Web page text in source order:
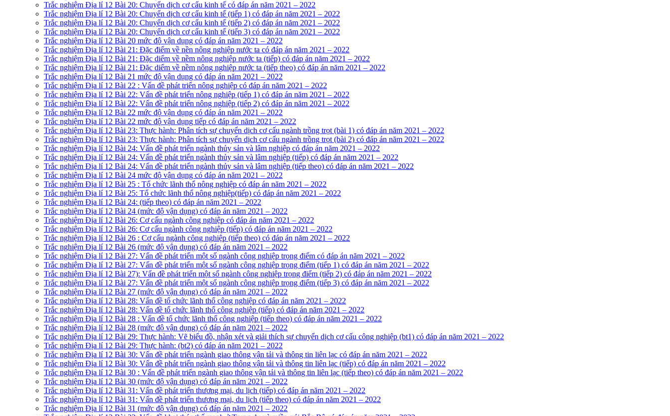
Trắc nghiệm Địa lí 12 Bài 20: Chuyển dịch cơ cấu kinh tế có đáp án năm 2021 – 2022
Trắc nghiệm Địa lí 12 Bài 20: Chuyển dịch cơ cấu kinh tế (tiếp 1) có đáp án năm 2021 – 2022
Trắc nghiệm Địa lí 12 Bài 20: Chuyển dịch cơ cấu kinh tế (tiếp 2) có đáp án năm 2021 – 2022
Trắc nghiệm Địa lí 12 Bài 20: Chuyển dịch cơ cấu kinh tế (tiếp 3) có đáp án năm 2021 – 2022
Trắc nghiệm Địa lí 12 Bài 20 mức độ vận dụng có đáp án năm 2021 – 2022
Trắc nghiệm Địa lí 12 Bài 21: Đặc điểm về nền nông nghiệp nước ta có đáp án năm 2021 – 2022
Trắc nghiệm Địa lí 12 Bài 21: Đặc diểm về nềm nông nghiệp nước ta (tiếp) có đáp án năm 2021 – 2022
Trắc nghiệm Địa lí 12 Bài 21: Đặc diểm về nềm nông nghiệp nước ta (tiếp theo) có đáp án năm 2021 – 2022
Trắc nghiệm Địa lí 12 Bài 21 mức độ vận dụng có đáp án năm 2021 – 2022
Trắc nghiệm Địa lí 12 Bài 22 : Vấn đề phát triển nông nghiệp có đáp án năm 2021 – 2022
Trắc nghiệm Địa lí 12 Bài 22: Vấn đề phát triển nông nghiệp (tiếp 1) có đáp án năm 2021 – 2022
Trắc nghiệm Địa lí 12 Bài 22: Vấn đề phát triển nông nghiệp (tiếp 2) có đáp án năm 2021 – 2022
Trắc nghiệm Địa lí 12 Bài 22 mức độ vận dụng có đáp án năm 2021 – 2022
Trắc nghiệm Địa lí 12 Bài 22 mức độ vận dụng tiếp có đáp án năm 2021 – 2022
Trắc nghiệm Địa lí 12 Bài 23: Thực hành: Phân tích sự chuyển dịch cơ cấu ngành trồng trọt (bài 1) có đáp án năm 2021 – 2022
Trắc nghiệm Địa lí 12 Bài 23: Thực hành: Phân tích sự chuyển dịch cơ cấu ngành trồng trọt (bài 2) có đáp án năm 2021 – 2022
Trắc nghiệm Địa lí 12 Bài 24: Vấn đề phát triển ngành thủy sản và lâm nghiệp có đáp án năm 2021 – 2022
Trắc nghiệm Địa lí 12 Bài 24: Vấn đề phát triển ngành thủy sản và lâm nghiệp (tiếp) có đáp án năm 2021 – 2022
Trắc nghiệm Địa lí 12 Bài 24: Vấn đề phát triển ngành thủy sản và lâm nghiệp (tiếp theo) có đáp án năm 2021 – 2022
Trắc nghiệm Địa lí 12 Bài 24 mức độ vận dụng có đáp án năm 2021 – 2022
Trắc nghiệm Địa lí 12 Bài 25 : Tổ chức lãnh thổ nông nghiệp có đáp án năm 2021 – 2022
Trắc nghiệm Địa lí 12 Bài 25: Tổ chức lãnh thổ nông nghiệp(tiếp) có đáp án năm 2021 – 2022
Trắc nghiệm Địa lí 12 Bài 24: (tiếp theo) có đáp án năm 2021 – 2022
Trắc nghiệm Địa lí 12 Bài 24 (mức độ vận dụng) có đáp án năm 2021 – 2022
Trắc nghiệm Địa lí 12 Bài 26: Cơ cấu ngành công nghiệp có đáp án năm 2021 – 2022
Trắc nghiệm Địa lí 12 Bài 26: Cơ cấu ngành công nghiệp (tiếp) có đáp án năm 2021 – 2022
Trắc nghiệm Địa lí 12 Bài 26 : Cơ cấu ngành công nghiệp (tiếp theo) có đáp án năm 2021 – 2022
Trắc nghiệm Địa lí 12 Bài 26 (mức độ vận dụng) có đáp án năm 2021 – 2022
Trắc nghiệm Địa lí 12 Bài 27: Vấn đề phát triển một số ngành công nghiệp trọng điểm có đáp án năm 2021 – 2022
Trắc nghiệm Địa lí 12 Bài 27: Vấn đề phát triển một số ngành công nghiệp trọng điểm (tiếp 1) có đáp án năm 2021 – 2022
Trắc nghiệm Địa lí 12 Bài 27): Vấn đề phát triển một số ngành công nghiệp trọng điểm (tiếp 2) có đáp án năm 2021 – 2022
Trắc nghiệm Địa lí 12 Bài 27: Vấn đề phát triển một số ngành công nghiệp trọng điểm (tiếp 3) có đáp án năm 2021 – 2022
Trắc nghiệm Địa lí 12 Bài 27 (mức độ vận dụng) có đáp án năm 2021 – 2022
Trắc nghiệm Địa lí 12 Bài 28: Vấn đề tổ chức lãnh thổ công nghiệp có đáp án năm 2021 – 2022
Trắc nghiệm Địa lí 12 Bài 28: Vấn đề tổ chức lãnh thổ công nghiệp (tiếp) có đáp án năm 2021 – 2022
Trắc nghiệm Địa lí 12 Bài 28 : Vấn đề tổ chức lãnh thổ công nghiệp (tiếp theo) có đáp án năm 2021 – 2022
Trắc nghiệm Địa lí 12 Bài 28 (mức độ vận dụng) có đáp án năm 2021 – 2022
Trắc nghiệm Địa lí 12 Bài 29: Thực hành: Vẽ biểu đồ, nhận xét và giải thích sự chuyển dịch cơ cấu công nghiệp (bt1) có đáp án năm 2021 – 2022
Trắc nghiệm Địa lí 12 Bài 29: Thực hành: (bt2) có đáp án năm 2021 – 2022
Trắc nghiệm Địa lí 12 Bài 30: Vấn đề phát triển ngành giao thông vận tải và thông tin liên lạc có đáp án năm 2021 – 2022
Trắc nghiệm Địa lí 12 Bài 30: Vấn đề phát triển ngành giao thông vận tải và thông tin liên lạc (tiếp) có đáp án năm 2021 – 2022
Trắc nghiệm Địa lí 12 Bài 30 : Vấn đề phát triển ngành giao thông vận tải và thông tin liên lạc (tiếp theo) có đáp án năm 2021 – 2022
Trắc nghiệm Địa lí 12 Bài 30 (mức độ vận dụng) có đáp án năm 2021 – 2022
Trắc nghiệm Địa lí 12 Bài 31: Vấn đề phát triển thương mại, du lịch (tiếp) có đáp án năm 2021 – 2022
Trắc nghiệm Địa lí 12 Bài 31: Vấn đề phát triển thương mại, du lịch (tiếp theo) có đáp án năm 2021 – 2022
Trắc nghiệm Địa lí 12 Bài 31 (mức độ vận dụng) có đáp án năm 2021 – 2022